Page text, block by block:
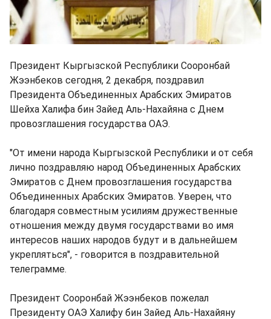
Президент Кыргызской Республики Сооронбай
Жээнбеков сегодня, 2 декабря, поздравил
Президента Объединенных Арабских Эмиратов
Шейха Халифа бин Зайед Аль-Нахайяна с Днем
провозглашения государства ОАЭ.
"От имени народа Кыргызской Республики и от себя
лично поздравляю народ Объединенных Арабских
Эмиратов с Днем провозглашения государства
Объединенных Арабских Эмиратов. Уверен, что
благодаря совместным усилиям дружественные
отношения между двумя государствами во имя
интересов наших народов будут и в дальнейшем
укрепляться", - говорится в поздравительной
телеграмме.
Президент Сооронбай Жээнбеков пожелал
Президенту ОАЭ Халифу бин Зайед Аль-Нахайяну